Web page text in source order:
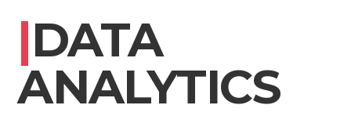
|DATA
ANALYTICS